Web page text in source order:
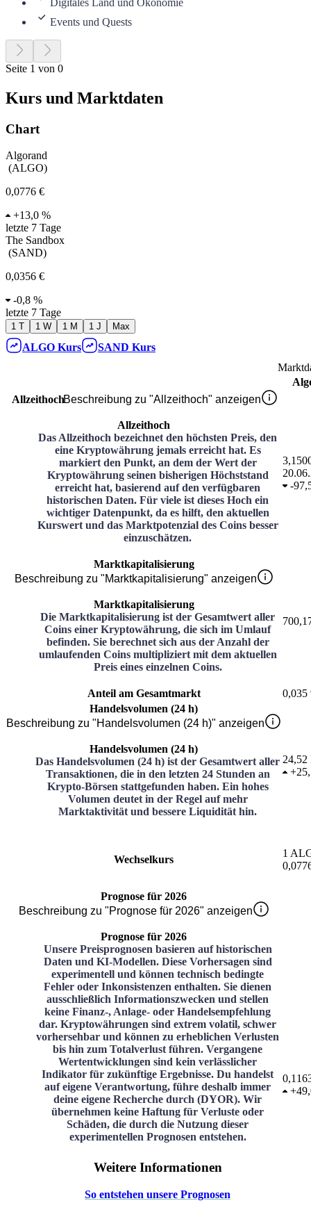
Events und Quests
Seite 1 von 0
Kurs und Marktdaten
Chart
Algorand
(ALGO)
0,0776 €
+13,0 %
letzte 7 Tage
The Sandbox
(SAND)
0,0356 €
-0,8 %
letzte 7 Tage
1 T 1 W 1 M 1 J Max
ALGO Kurs SAND Kurs
AllzeithochBeschreibung zu "Allzeithoch" anzeigen
Allzeithoch
Das Allzeithoch bezeichnet den höchsten Preis, den
eine Kryptowährung jemals erreicht hat. Es
markiert den Punkt, an dem der Wert der
Kryptowährung seinen bisherigen Höchststand
erreicht hat, basierend auf den verfügbaren
historischen Daten. Für viele ist dieses Hoch ein
wichtiger Datenpunkt, da es hilft, den aktuellen
Kurswert und das Marktpotenzial des Coins besser
einzuschätzen.
-
Marktkapitalisierung
Beschreibung zu "Marktkapitalisierung" anzeigen
Marktkapitalisierung
Die Marktkapitalisierung ist der Gesamtwert aller
Coins einer Kryptowährung, die sich im Umlauf
befinden. Sie berechnet sich aus der Anzahl der
umlaufenden Coins multipliziert mit dem aktuellen
Preis eines einzelnen Coins.
Anteil am Gesamtmarkt
0,035
Handelsvolumen (24 h)
Beschreibung zu "Handelsvolumen (24 h)" anzeigen
Handelsvolumen (24 h)
Das Handelsvolumen (24 h) ist der Gesamtwert aller
Transaktionen, die in den letzten 24 Stunden an
Krypto-Börsen stattgefunden haben. Ein hohes
Volumen deutet in der Regel auf mehr
Marktaktivität und bessere Liquidität hin.
+
Wechselkurs
1
Prognose für 2026
Beschreibung zu "Prognose für 2026" anzeigen
Prognose für 2026
Unsere Preisprognosen basieren auf historischen
Daten und KI-Modellen. Diese Vorhersagen sind
experimentell und können technisch bedingte
Fehler oder Inkonsistenzen enthalten. Sie dienen
ausschließlich Informationszwecken und stellen
keine Finanz-, Anlage- oder Handelsempfehlung
dar. Kryptowährungen sind extrem volatil, schwer
vorhersehbar und können zu erheblichen Verlusten
bis hin zum Totalverlust führen. Vergangene
Wertentwicklungen sind kein verlässlicher
Indikator für zukünftige Ergebnisse. Du handelst
auf eigene Verantwortung, führe deshalb immer
deine eigene Recherche durch (DYOR). Wir
übernehmen keine Haftung für Verluste oder
Schäden, die durch die Nutzung dieser
experimentellen Prognosen entstehen.
Weitere Informationen
So entstehen unsere Prognosen
+